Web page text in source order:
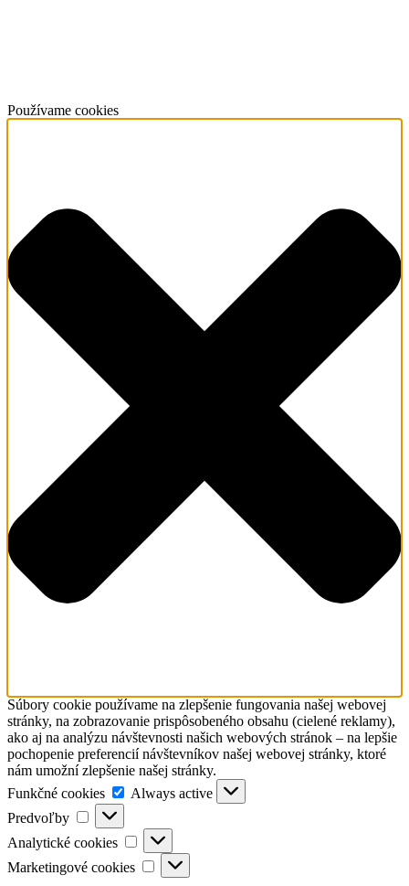
Používame cookies
Súbory cookie používame na zlepšenie fungovania našej webovej
stránky, na zobrazovanie prispôsobeného obsahu (cielené reklamy),
ako aj na analýzu návštevnosti našich webových stránok – na lepšie
pochopenie preferencií návštevníkov našej webovej stránky, ktoré
nám umožní zlepšenie našej stránky.
Funkčné cookies
Funkčné
cookies
Always active
Predvoľby
Predvoľby
Analytické cookies
Analytické
cookies
Marketingové cookies
Marketingové
cookies